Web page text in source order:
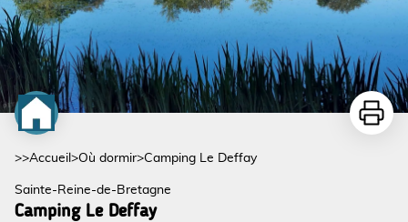
>>Accueil >Où dormir>Camping Le Deffay
Sainte-Reine-de-Bretagne
Camping Le Deffay